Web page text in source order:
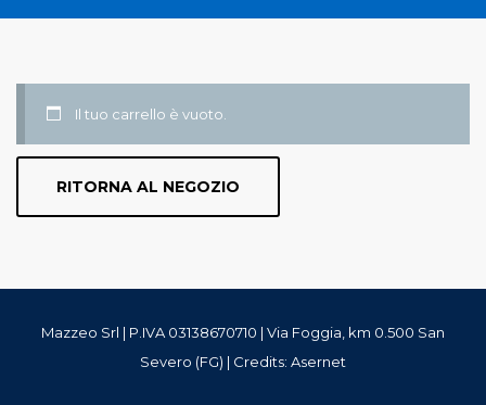
Il tuo carrello è vuoto.
RITORNA AL NEGOZIO
Mazzeo Srl | P.IVA 03138670710 | Via Foggia, km 0.500 San
Severo (FG) | Credits: Asernet